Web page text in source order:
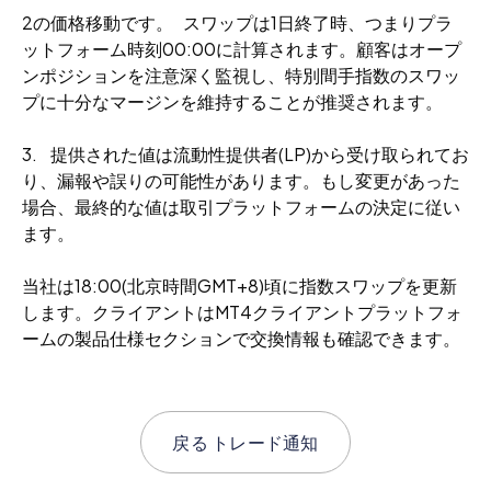
2の価格移動です。 スワップは1日終了時、つまりプラ
ットフォーム時刻00:00に計算されます。顧客はオープ
ンポジションを注意深く監視し、特別間手指数のスワッ
プに十分なマージンを維持することが推奨されます。
3. 提供された値は流動性提供者(LP)から受け取られてお
り、漏報や誤りの可能性があります。もし変更があった
場合、最終的な値は取引プラットフォームの決定に従い
ます。
当社は18:00(北京時間GMT+8)頃に指数スワップを更新
します。クライアントはMT4クライアントプラットフォ
ームの製品仕様セクションで交換情報も確認できます。
戻る トレード通知